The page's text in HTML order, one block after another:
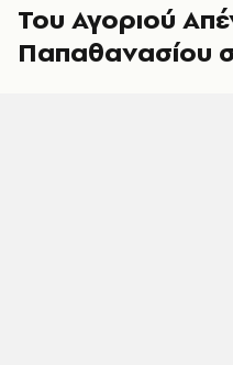
Του Αγοριού
Παπαθανασίου